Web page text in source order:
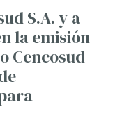
S.A. y a
la emisión
Cencosud